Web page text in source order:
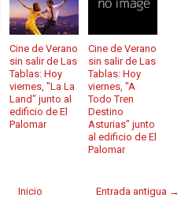
Cine de Verano
sin salir de Las
Tablas: Hoy
viernes, "La La
Land" junto al
edificio de El
Palomar
Cine de Verano
sin salir de Las
Tablas: Hoy
viernes, "A
Todo Tren
Destino
Asturias" junto
al edificio de El
Palomar
Entrada antigua →
Inicio